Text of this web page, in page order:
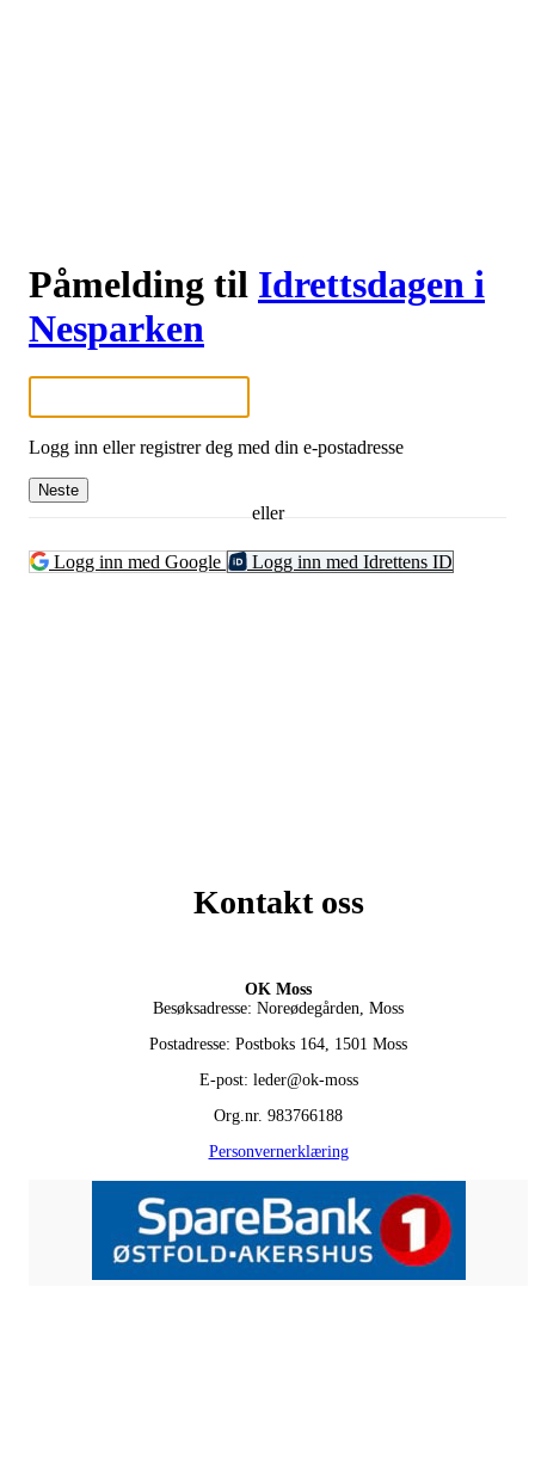
Påmelding til Idrettsdagen i
Nesparken
Logg inn eller registrer deg med din e-postadresse
Neste
eller
Logg inn med Google Logg inn med Idrettens ID
Kontakt oss
OK Moss
Besøksadresse: Noreødegården, Moss
Postadresse: Postboks 164, 1501 Moss
E-post: leder@ok-moss
Org.nr. 983766188
Personvernerklæring